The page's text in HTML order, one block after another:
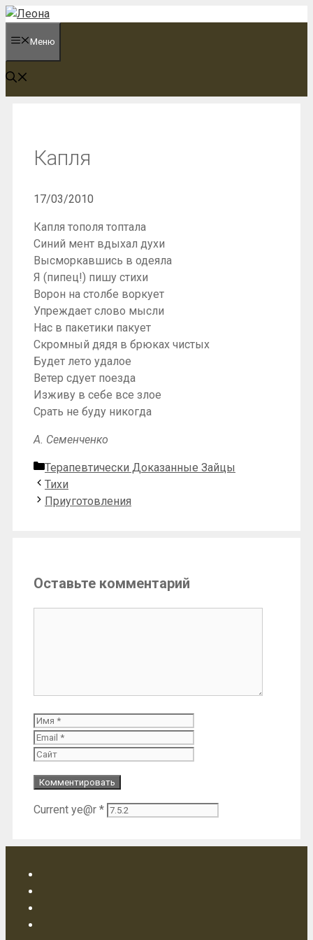
Перейти
содержимому
Меню
Капля
17/03/2010
Капля тополя топтала
Синий мент вдыхал духи
Высморкавшись в одеяла
Я (пипец!) пишу стихи
Ворон на столбе воркует
Упреждает слово мысли
Нас в пакетики пакует
Скромный дядя в брюках чистых
Будет лето удалое
Ветер сдует поезда
Изживу в себе все злое
Срать не буду никогда
А. Семенченко
Рубрики
Терапевтически Доказанные Зайцы
Тихи
Приуготовления
Оставьте комментарий
Имя
Current ye@r *